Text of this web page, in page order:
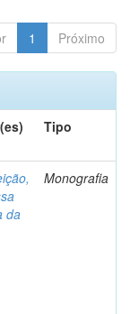
1 Próximo
Tipo
da
Monografia